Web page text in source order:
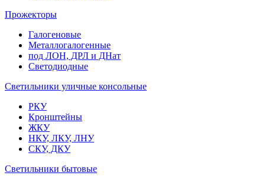
Прожекторы
Галогеновые
Металлогалогенные
под ЛОН, ДРЛ и ДНат
Светодиодные
Светильники уличные консольные
РКУ
Кронштейны
ЖКУ
НКУ, ЛКУ, ЛНУ
СКУ, ДКУ
Светильники бытовые